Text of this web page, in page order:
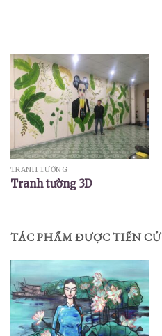
TRANH TƯỜNG
Tranh tường 3D
TÁC PHẨM ĐƯỢC TIẾN CỬ